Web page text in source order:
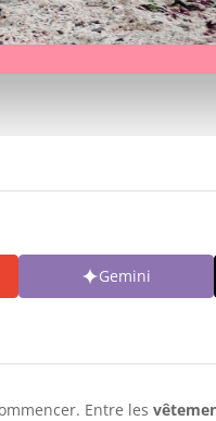
Gemini
Entre les